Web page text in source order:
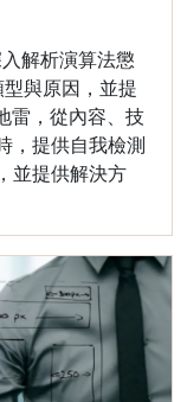
解析演算法懲
與原因，並提
雷，從內容、技
，提供自我檢測
並提供解決方